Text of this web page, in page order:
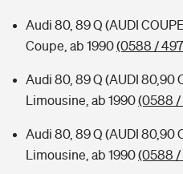
Audi 80, 89 Q (AUDI
Coupe, ab 1990(0588 /
Audi 80, 89 Q (AUDI 80,90
Limousine, ab 1990(0588 /
Audi 80, 89 Q (AUDI 80,90
Limousine, ab 1990(0588 /